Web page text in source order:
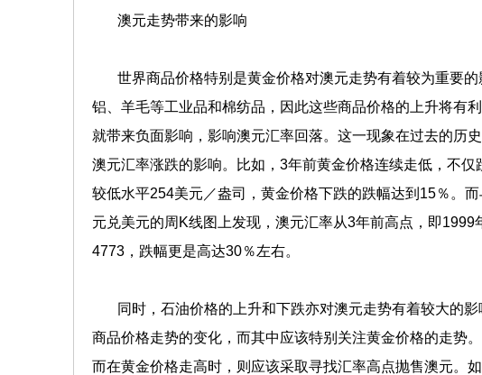
澳元走势带来的影响
世界商品价格特别是黄金价格对澳元走势有着较为重要的
铝、羊毛等工业品和棉纺品，因此这些商品价格的上升将有
就带来负面影响，影响澳元汇率回落。这一现象在过去的历
澳元汇率涨跌的影响。比如，3年前黄金价格连续走低，不
较低水平254美元／盎司，黄金价格下跌的跌幅达到15％。
元兑美元的周K线图上发现，澳元汇率从3年前高点，即
4773，跌幅更是高达30％左右。
同时，石油价格的上升和下跌亦对澳元走势有着较大的影
商品价格走势的变化，而其中应该特别关注黄金价格的走势
而在黄金价格走高时，则应该采取寻找汇率高点抛售澳元。